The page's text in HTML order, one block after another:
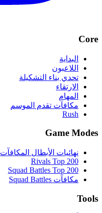
Core
البداية
اللاعبون
تحدي بناء التشكيلة
الارتقاء
المهام
مكافآت تقدم الموسم
Rush
Game Modes
نهائيات الأبطال المكافآت
Rivals Top 200
Squad Battles Top 200
مكافآت Squad Battles
Tools